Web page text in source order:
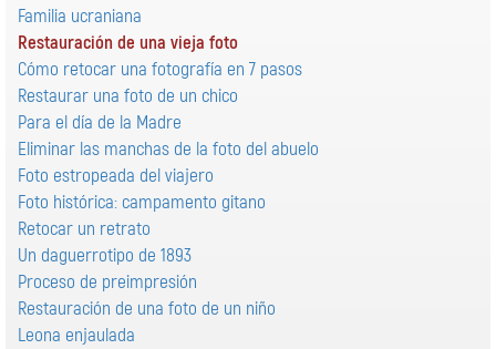
Familia ucraniana
Restauración de una vieja foto
Cómo retocar una fotografía en 7 pasos
Restaurar una foto de un chico
Para el día de la Madre
Eliminar las manchas de la foto del abuelo
Foto estropeada del viajero
Foto histórica: campamento gitano
Retocar un retrato
Un daguerrotipo de 1893
Proceso de preimpresión
Restauración de una foto de un niño
Leona enjaulada